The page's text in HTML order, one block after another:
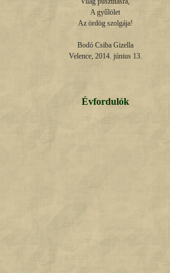
A gyűlölet
Az ördög szolgája!
Bodó Csiba Gizella
Velence, 2014. június 13.
Évfordulók